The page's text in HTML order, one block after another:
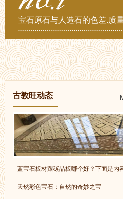
宝石原石与人造石的色差.质
古敦旺动态
蓝宝石板材跟碳晶板哪个好？下面是内
天然彩色宝石：自然的奇妙之宝